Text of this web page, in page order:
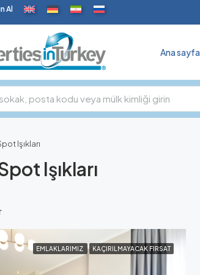
Al
Ana sayfa
Işıkları
Işıkları
EMLAKLARIMIZ KAÇIRILMAYACAK FIRSAT